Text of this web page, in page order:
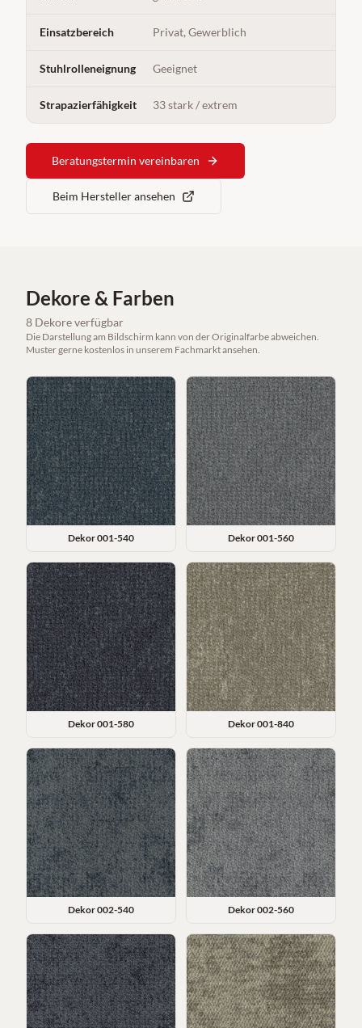
Einsatzbereich Privat, Gewerblich
Stuhlrolleneignung Geeignet
Strapazierfähigkeit 33 stark / extrem
Beratungstermin vereinbaren
Beim Hersteller ansehen
Dekore & Farben
8 Dekoreverfügbar
Die Darstellung am Bildschirm kann von der Originalfarbe abweichen.
Muster gerne kostenlos in unserem Fachmarkt ansehen.
Dekor001-540 Dekor001-560
Dekor001-580 Dekor001-840
Dekor002-540 Dekor002-560